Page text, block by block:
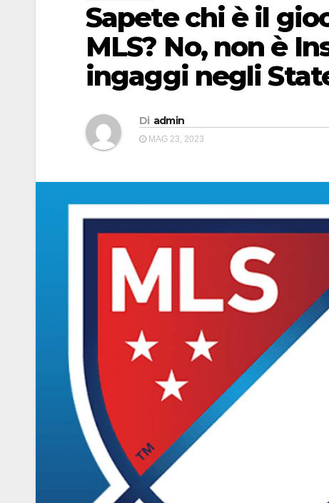
Sapete chi è il
MLS? No, non è
ingaggi negli
Di admin
MAG 23, 2023